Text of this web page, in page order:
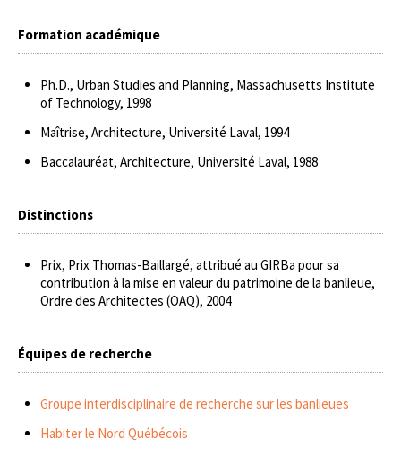
Formation académique
Ph.D., Urban Studies and Planning, Massachusetts Institute
of Technology, 1998
Maîtrise, Architecture, Université Laval, 1994
Baccalauréat, Architecture, Université Laval, 1988
Distinctions
Prix, Prix Thomas-Baillargé, attribué au GIRBa pour sa
contribution à la mise en valeur du patrimoine de la banlieue,
Ordre des Architectes (OAQ), 2004
Équipes de recherche
Groupe interdisciplinaire de recherche sur les banlieues
Habiter le Nord Québécois